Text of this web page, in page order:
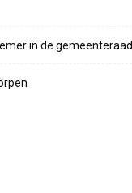
in de gemeenteraad